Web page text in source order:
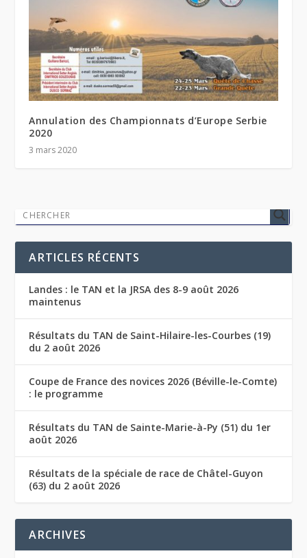
Annulation des Championnats d’Europe Serbie
2020
3 mars 2020
ARTICLES RÉCENTS
Landes : le TAN et la JRSA des 8-9 août 2026
maintenus
Résultats du TAN de Saint-Hilaire-les-Courbes (19)
du 2 août 2026
Coupe de France des novices 2026 (Béville-le-Comte)
: le programme
Résultats du TAN de Sainte-Marie-à-Py (51) du 1er
août 2026
Résultats de la spéciale de race de Châtel-Guyon
(63) du 2 août 2026
ARCHIVES